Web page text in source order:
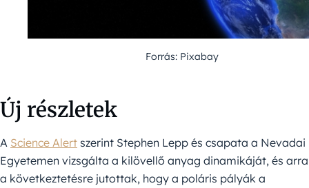
Forrás: Pixabay
Új részletek
A Science Alert szerint Stephen Lepp és csapata a Nevadai
Egyetemen vizsgálta a kilövellő anyag dinamikáját, és arra
a következtetésre jutottak, hogy a poláris pályák a